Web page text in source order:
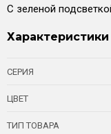
С зеленой
Характеристики
СЕРИЯ
ЦВЕТ
ТИП ТОВАРА